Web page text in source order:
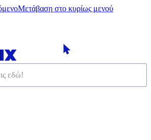
Μετάβαση στο κυρίως μενού